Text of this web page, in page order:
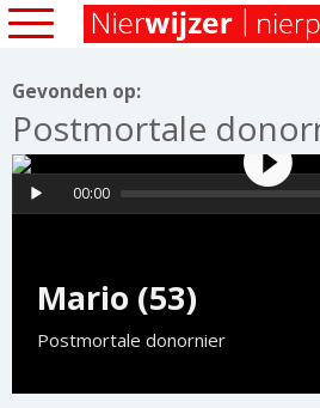
Gevonden op:
Postmortale
Mario (53)
Postmortale donornier
00:00